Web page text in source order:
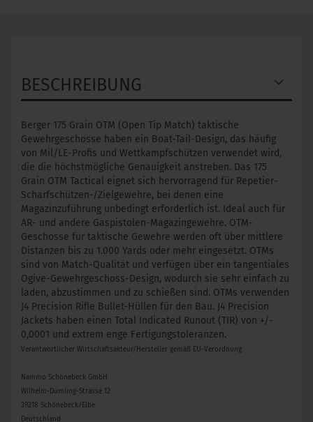
BESCHREIBUNG
Berger 175 Grain OTM (Open Tip Match) taktische
Gewehrgeschosse haben ein Boat-Tail-Design, das häufig
von Mil/LE-Profis und Wettkampfschützen verwendet wird,
die die höchstmögliche Genauigkeit anstreben. Das 175
Grain OTM Tactical eignet sich hervorragend für Repetier-
Scharfschützen-/Zielgewehre, bei denen eine
Magazinzuführung unbedingt erforderlich ist. Ideal auch für
AR- und andere Gaspistolen-Magazingewehre. OTM-
Geschosse für taktische Gewehre werden oft über mittlere
Distanzen bis zu 1.000 Yards oder mehr eingesetzt. OTMs
sind von Match-Qualität und verfügen über ein tangentiales
Ogive-Gewehrgeschoss-Design, wodurch sie sehr einfach zu
laden, abzustimmen und zu schießen sind. OTMs verwenden
J4 Precision Rifle Bullet-Hüllen für den Bau. J4 Precision
Jackets haben einen Total Indicated Runout (TIR) ​​von +/-
0,0001 und extrem enge Fertigungstoleranzen.
Verantwortlicher Wirtschaftsakteur/Hersteller gemäß EU-Verordnung
Nammo Schönebeck GmbH
Wilhelm-Dümling-Strasse 12
39218 Schönebeck/Elbe
Deutschland